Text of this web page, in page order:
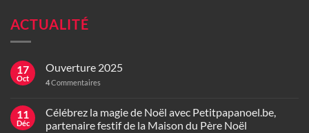
ACTUALITÉ
17
Oct
Ouverture 2025
4Commentaires
11
Déc
Célébrez la magie de Noël avec Petitpapanoel.be,
partenaire festif de la Maison du Père Noël